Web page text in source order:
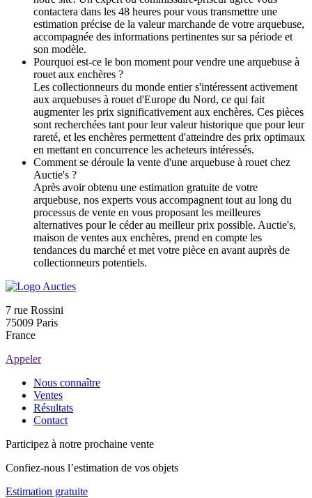
contactera dans les 48 heures pour vous transmettre une
estimation précise de la valeur marchande de votre arquebuse,
accompagnée des informations pertinentes sur sa période et
son modèle.
Pourquoi est-ce le bon moment pour vendre une arquebuse à
rouet aux enchères ?
Les collectionneurs du monde entier s'intéressent activement
aux arquebuses à rouet d'Europe du Nord, ce qui fait
augmenter les prix significativement aux enchères. Ces pièces
sont recherchées tant pour leur valeur historique que pour leur
rareté, et les enchères permettent d'atteindre des prix optimaux
en mettant en concurrence les acheteurs intéressés.
Comment se déroule la vente d'une arquebuse à rouet chez
Auctie's ?
Après avoir obtenu une estimation gratuite de votre
arquebuse, nos experts vous accompagnent tout au long du
processus de vente en vous proposant les meilleures
alternatives pour le céder au meilleur prix possible. Auctie's,
maison de ventes aux enchères, prend en compte les
tendances du marché et met votre pièce en avant auprès de
collectionneurs potentiels.
7 rue Rossini
75009 Paris
France
Appeler
Nous connaître
Ventes
Résultats
Contact
Participez à notre prochaine vente
Confiez-nous l’estimation de vos objets
Estimation gratuite